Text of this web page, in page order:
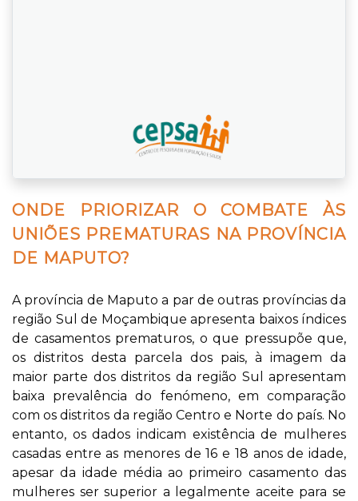
ONDE PRIORIZAR O COMBATE ÀS
UNIÕES PREMATURAS NA PROVÍNCIA
DE MAPUTO?
A província de Maputo a par de outras províncias da
região Sul de Moçambique apresenta baixos índices
de casamentos prematuros, o que pressupõe que,
os distritos desta parcela dos pais, à imagem da
maior parte dos distritos da região Sul apresentam
baixa prevalência do fenómeno, em comparação
com os distritos da região Centro e Norte do país. No
entanto, os dados indicam existência de mulheres
casadas entre as menores de 16 e 18 anos de idade,
apesar da idade média ao primeiro casamento das
mulheres ser superior a legalmente aceite para se